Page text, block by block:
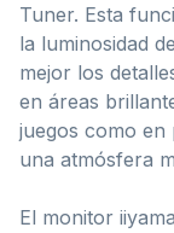
Tuner. Esta
la luminosidad
mejor los
en áreas
juegos como
una atmósfera
El monitor